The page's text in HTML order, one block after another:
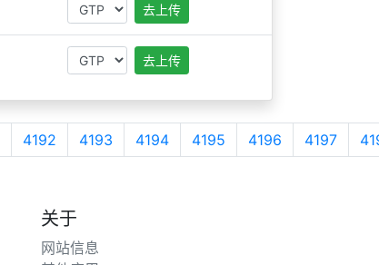
去上传
去上传
4192 4193 4194 4195 4196 4197
关于
网站信息